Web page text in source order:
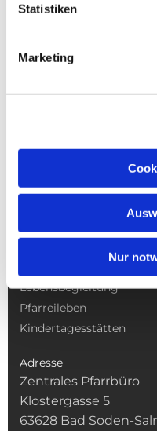
Statistiken
Marketing
Nur
Lebensbegleitung
Pfarreileben
Kindertagesstätten
Adresse
Zentrales Pfarrbüro
Klostergasse 5
63628 Bad Soden-